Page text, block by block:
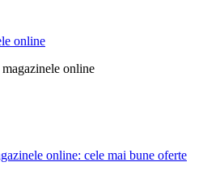
online
online
online: cele mai bune oferte